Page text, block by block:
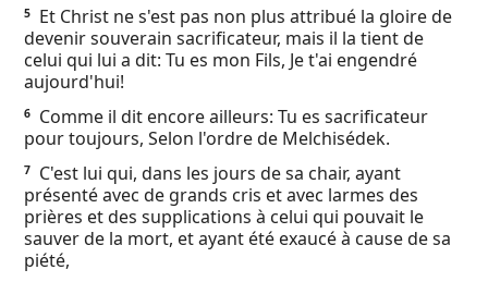
Ebook
5
Et Christ ne s'est pas non plus attribué la gloire de
devenir souverain sacrificateur, mais il la tient de
celui qui lui a dit: Tu es mon Fils, Je t'ai engendré
aujourd'hui!
6
Comme il dit encore ailleurs: Tu es sacrificateur
pour toujours, Selon l'ordre de Melchisédek.
7
C'est lui qui, dans les jours de sa chair, ayant
présenté avec de grands cris et avec larmes des
prières et des supplications à celui qui pouvait le
sauver de la mort, et ayant été exaucé à cause de sa
piété,